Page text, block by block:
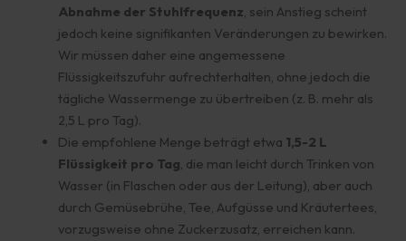
Abnahme der Stuhlfrequenz, sein Anstieg scheint
jedoch keine signifikanten Veränderungen zu bewirken.
Wir müssen daher eine angemessene
Flüssigkeitszufuhr aufrechterhalten, ohne jedoch die
tägliche Wassermenge zu übertreiben (z. B. mehr als
2,5 L pro Tag).
Die empfohlene Menge beträgt etwa 1,5-2 L
Flüssigkeit pro Tag, die man leicht durch Trinken von
Wasser (in Flaschen oder aus der Leitung), aber auch
durch Gemüsebrühe, Tee, Aufgüsse und Kräutertees,
vorzugsweise ohne Zuckerzusatz, erreichen kann.